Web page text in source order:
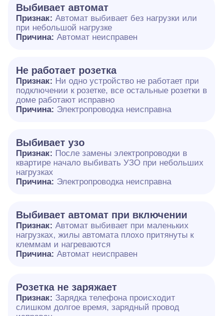
Выбивает автомат
Признак: Автомат выбивает без нагрузки или
при небольшой нагрузке
Причина: Автомат неисправен
Не работает розетка
Признак: Ни одно устройство не работает при
подключении к розетке, все остальные розетки в
доме работают исправно
Причина: Электропроводка неисправна
Выбивает узо
Признак: После замены электропроводки в
квартире начало выбивать УЗО при небольших
нагрузках
Причина: Электропроводка неисправна
Выбивает автомат при включении
Признак: Автомат выбивает при маленьких
нагрузках, жилы автомата плохо притянуты к
клеммам и нагреваются
Причина: Автомат неисправен
Розетка не заряжает
Признак: Зарядка телефона происходит
слишком долгое время, зарядный провод